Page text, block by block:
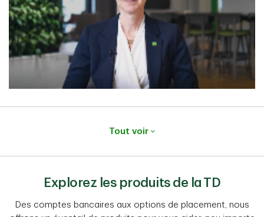
Tout voir
Explorez les produits de la TD
Des comptes bancaires aux options de placement, nous